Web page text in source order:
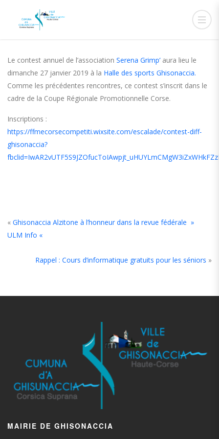
7 JANVIER 2019
Le contest annuel de l’association Serena Grimp’ aura lieu le
dimanche 27 janvier 2019 à la Halle des sports Ghisonaccia.
Comme les précédentes rencontres, ce contest s’inscrit dans le
cadre de la Coupe Régionale Promotionnelle Corse.
Inscriptions :
https://ffmecorsecompetiti.wixsite.com/escalade/contest-diff-
ghisonaccia?
« Ghisonaccia Alzitone à l’honneur dans la revue fédérale »
ULM Info «
Rappel : Cours d’informatique gratuits pour les séniors »
MAIRIE DE GHISONACCIA